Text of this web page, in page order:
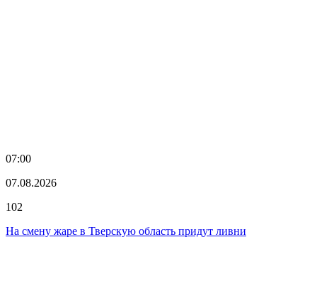
07:00
07.08.2026
102
На смену жаре в Тверскую область придут ливни